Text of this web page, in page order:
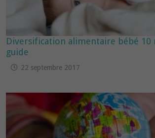
Diversification alimentaire bébé 10
guide
22 septembre 2017